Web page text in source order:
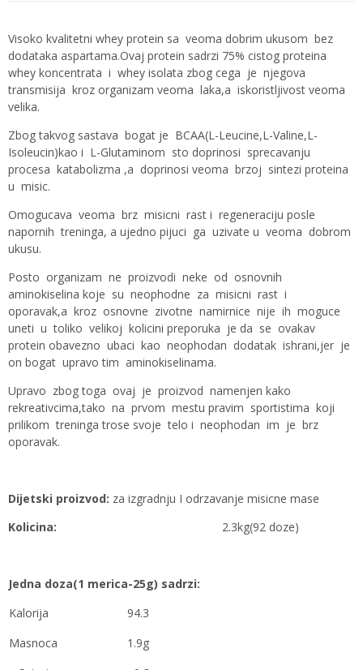
Visoko kvalitetni whey protein sa veoma dobrim ukusom bez
dodataka aspartama.Ovaj protein sadrzi 75% cistog proteina
whey koncentrata i whey isolata zbog cega je njegova
transmisija kroz organizam veoma laka,a iskoristljivost veoma
velika.
Zbog takvog sastava bogat je BCAA(L-Leucine,L-Valine,L-
Isoleucin)kao i L-Glutaminom sto doprinosi sprecavanju
procesa katabolizma ,a doprinosi veoma brzoj sintezi proteina
u misic.
Omogucava veoma brz misicni rast i regeneraciju posle
napornih treninga, a ujedno pijuci ga uzivate u veoma dobrom
ukusu.
Posto organizam ne proizvodi neke od osnovnih
aminokiselina koje su neophodne za misicni rast i
oporavak,a kroz osnovne zivotne namirnice nije ih moguce
uneti u toliko velikoj kolicini preporuka je da se ovakav
protein obavezno ubaci kao neophodan dodatak ishrani,jer je
on bogat upravo tim aminokiselinama.
Upravo zbog toga ovaj je proizvod namenjen kako
rekreativcima,tako na prvom mestu pravim sportistima koji
prilikom treninga trose svoje telo i neophodan im je brz
oporavak.
Dijetski proizvod: za izgradnju I odrzavanje misicne mase
Kolicina: 2.3kg(92 doze)
Jedna doza(1 merica-25g) sadrzi:
Kalorija
94.3
Masnoca
1.9g